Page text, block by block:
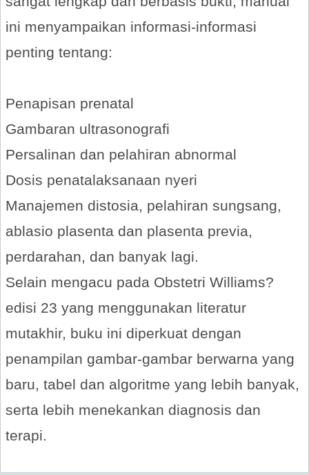
ini menyampaikan informasi-informasi
penting tentang:
Penapisan prenatal
Gambaran ultrasonografi
Persalinan dan pelahiran abnormal
Dosis penatalaksanaan nyeri
Manajemen distosia, pelahiran sungsang,
ablasio plasenta dan plasenta previa,
perdarahan, dan banyak lagi.
Selain mengacu pada Obstetri Williams?
edisi 23 yang menggunakan literatur
mutakhir, buku ini diperkuat dengan
penampilan gambar-gambar berwarna yang
baru, tabel dan algoritme yang lebih banyak,
serta lebih menekankan diagnosis dan
terapi.